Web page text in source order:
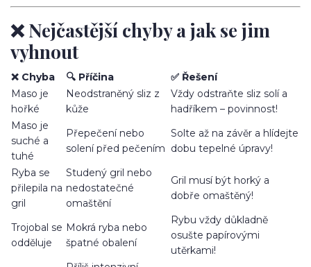
❌ Nejčastější chyby a jak se jim
vyhnout
❌ Chyba 🔍 Příčina
✅ Řešení
Maso je
hořké
Neodstraněný sliz z
kůže
Vždy odstraňte sliz solí a
hadříkem – povinnost!
Maso je
suché a
tuhé
Přepečení nebo
solení před pečením
Solte až na závěr a hlídejte
dobu tepelné úpravy!
Ryba se
přilepila na
gril
Studený gril nebo
nedostatečné
omaštění
Gril musí být horký a
dobře omaštěný!
Trojobal se
odděluje
Mokrá ryba nebo
špatné obalení
Rybu vždy důkladně
osušte papírovými
utěrkami!